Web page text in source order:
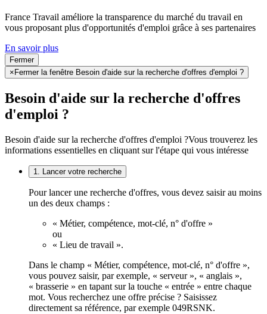
France Travail améliore la transparence du marché du travail en
vous proposant plus d'opportunités d'emploi grâce à ses partenaires
En savoir plus
Fermer
× Fermer la fenêtre Besoin d'aide sur la recherche d'offres d'emploi ?
Besoin d'aide sur la recherche d'offres
d'emploi ?
Besoin d'aide sur la recherche d'offres d'emploi ?Vous trouverez les
informations essentielles en cliquant sur l'étape qui vous intéresse
1. Lancer votre recherche
Pour lancer une recherche d'offres, vous devez saisir au moins
un des deux champs :
« Métier, compétence, mot-clé, n° d'offre »
ou
« Lieu de travail ».
Dans le champ « Métier, compétence, mot-clé, n° d'offre »,
vous pouvez saisir, par exemple, « serveur », « anglais »,
« brasserie » en tapant sur la touche « entrée » entre chaque
mot. Vous recherchez une offre précise ? Saisissez
directement sa référence, par exemple 049RSNK.